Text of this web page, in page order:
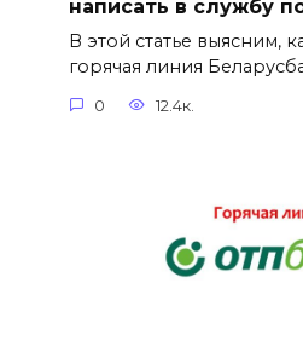
написать в службу
В этой статье выясним,
горячая линия
0 12.4к.